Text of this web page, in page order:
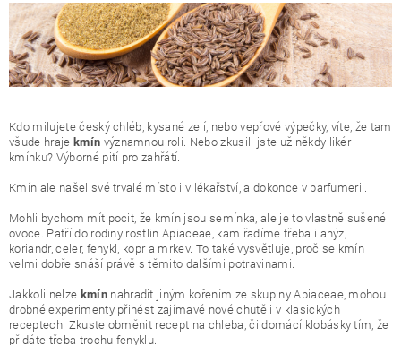
Kdo milujete český chléb, kysané zelí, nebo vepřové výpečky, víte, že tam
všude hraje kmín významnou roli. Nebo zkusili jste už někdy likér
kmínku? Výborné pití pro zahřátí.
Kmín ale našel své trvalé místo i v lékařství, a dokonce v parfumerii.
Mohli bychom mít pocit, že kmín jsou semínka, ale je to vlastně sušené
ovoce. Patří do rodiny rostlin Apiaceae, kam řadíme třeba i anýz,
koriandr, celer, fenykl, kopr a mrkev. To také vysvětluje, proč se kmín
velmi dobře snáší právě s těmito dalšími potravinami.
Jakkoli nelze kmínnahradit jiným kořením ze skupiny Apiaceae, mohou
drobné experimenty přinést zajímavé nové chutě i v klasických
receptech. Zkuste obměnit recept na chleba, či domácí klobásky tím, že
přidáte třeba trochu fenyklu.